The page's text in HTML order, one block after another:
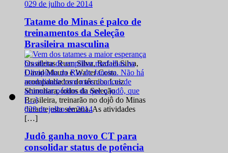
029 de julho de 2014
Tatame do Minas é palco de
treinamentos da Seleção
Brasileira masculina
Os atletas Ruan Silva, Rafael Silva,
David Moura e Walter Costa
acompanhados do técnico Luiz
Shinohara, todos da Seleção
Brasileira, treinarão no dojô do Minas
durante esta semana. As atividades
[…]
029 de julho de 2014
Judô ganha novo CT para
consolidar status de potência